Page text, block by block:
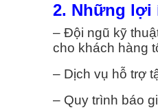
2. Những lợi
– Đội ngũ kỹ
cho khách hàng
– Dịch vụ hỗ trợ
– Quy trình báo
Tất Cả >>